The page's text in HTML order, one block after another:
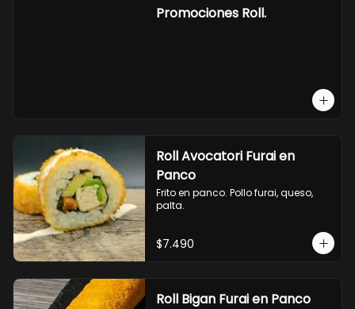
OPCION2:
- salmon, queso, palta, envuelto en
Promociones Roll.
Roll Avocatori Furai en
Panco
Frito en panco. Pollo furai, queso,
palta.
$7.490
Roll Bigan Furai en Panco